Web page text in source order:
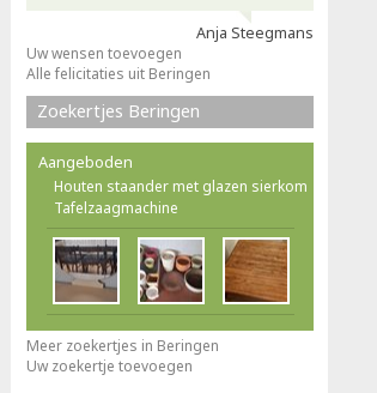
Anja Steegmans
Uw wensen toevoegen
Alle felicitaties uit Beringen
Zoekertjes Beringen
Aangeboden
Houten staander met glazen sierkom
Tafelzaagmachine
Meer zoekertjes in Beringen
Uw zoekertje toevoegen